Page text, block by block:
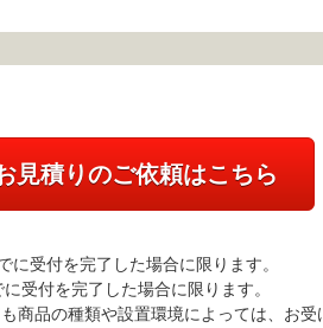
見積りのご依頼はこちら
受付を完了した場合に限ります。
受付を完了した場合に限ります。
商品の種類や設置環境によっては、お受